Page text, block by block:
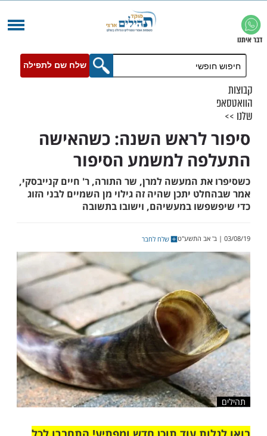
שלח שם לתפילה
לראש השנה: כשהאישה
למשמע הסיפור
יתכן שהיה זה גילוי מן השמיים לבני הזוג
במעשיהם, וישובו בתשובה
שלח לחבר